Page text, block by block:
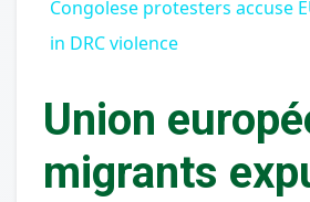
Congolese protesters accuse
in DRC violence
Union
migrants